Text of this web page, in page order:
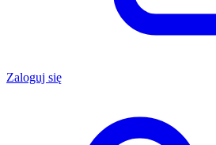
Zaloguj się